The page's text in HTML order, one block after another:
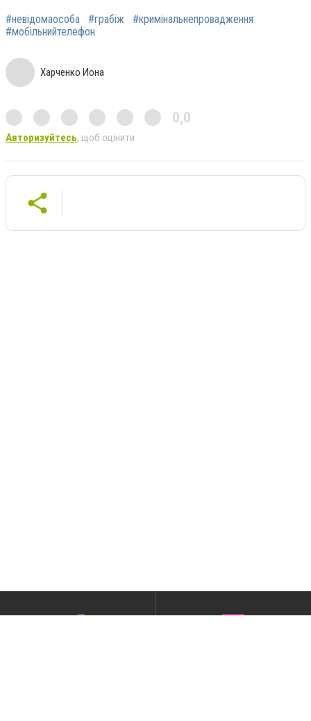
#невідомаособа #грабіж
#кримінальнепровадження
#мобільнийтелефон
Харченко Иона
0,0
Авторизуйтесь, щоб оцінити